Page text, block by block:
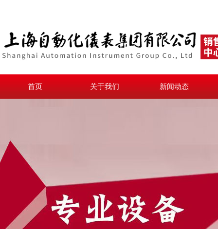
首页 关于我们 新闻动态